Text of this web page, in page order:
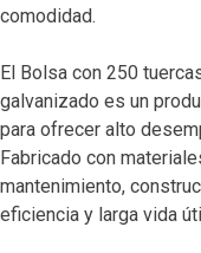
comodidad.
El Bolsa con 250
galvanizado es un
para ofrecer alto
Fabricado con
mantenimiento,
eficiencia y larga vida